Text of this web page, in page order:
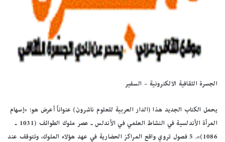
الجسرة الثقافية الالكترونية – السفير
يحمل الكتاب الجديد هذا (الدار العربية للعلوم ناشرون) عنواناً أعرض هو: «إسهام
المرأة الأندلسية في النشاط العلمي في الأندلس ـ عصر ملوك الطوائف (1031 ـ
1086)». 5 فصول تروي واقع المراكز الحضارية في عهد هؤلاء الملوك، وتتوقف عند